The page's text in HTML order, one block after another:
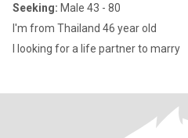
Seeking: Male 43 - 80
I'm from Thailand 46 year old
I looking for a life partner to marry